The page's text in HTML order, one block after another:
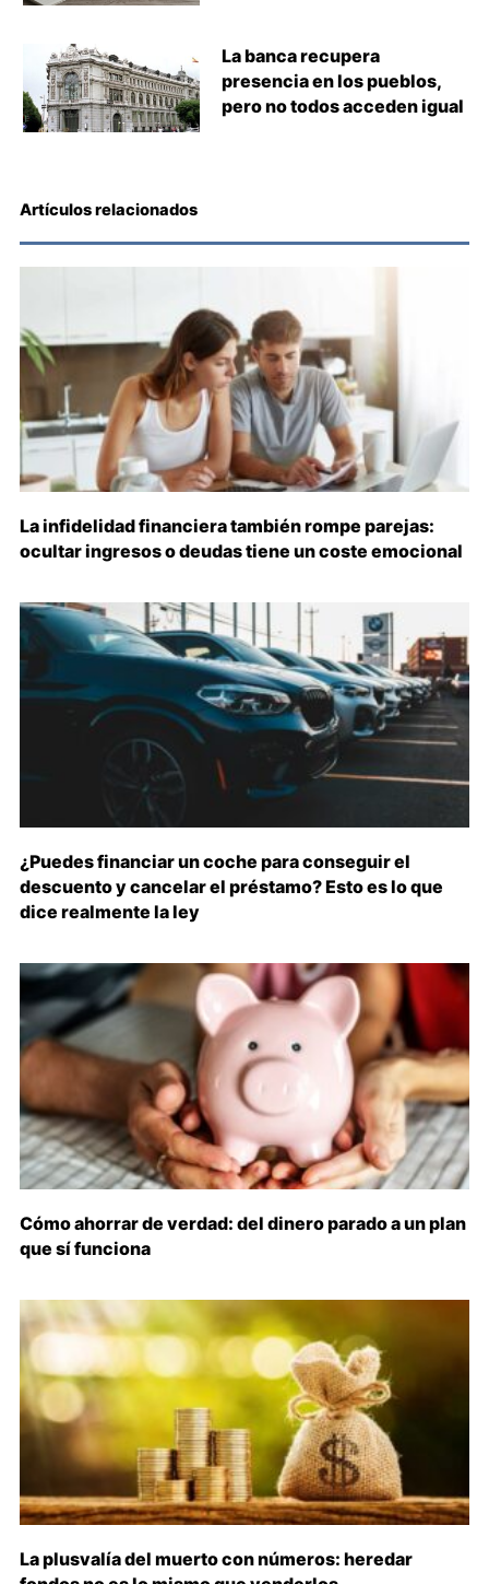
La banca recupera
presencia en los pueblos,
pero no todos acceden igual
Artículos relacionados
La infidelidad financiera también rompe parejas:
ocultar ingresos o deudas tiene un coste emocional
¿Puedes financiar un coche para conseguir el
descuento y cancelar el préstamo? Esto es lo que
dice realmente la ley
Cómo ahorrar de verdad: del dinero parado a un plan
que sí funciona
La plusvalía del muerto con números: heredar